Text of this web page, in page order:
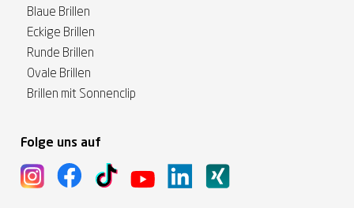
Blaue Brillen
Eckige Brillen
Runde Brillen
Ovale Brillen
Brillen mit Sonnenclip
Folge uns auf